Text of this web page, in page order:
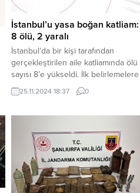
İstanbul’u yasa boğan katliam:
8 ölü, 2 yaralı
İstanbul’da bir kişi tarafından
gerçekleştirilen aile katliamında ölü
sayısı 8’e yükseldi. İlk belirlemelere
göre 4 kişiyi öldürüp 2 kişiyi
yaralayan saldırgan, daha sonra
saatlerinde Büyükçekmece, Avcılar
ve Esenyurt ilçelerinde meydana
geldi. Evli ve 1 çocuk babası
Bahtiyar Aladağ, henüz bilinmeyen
bir...
25.11.2024 18:37 0